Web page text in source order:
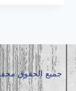
بديل
الرخام
جده
|
بديل